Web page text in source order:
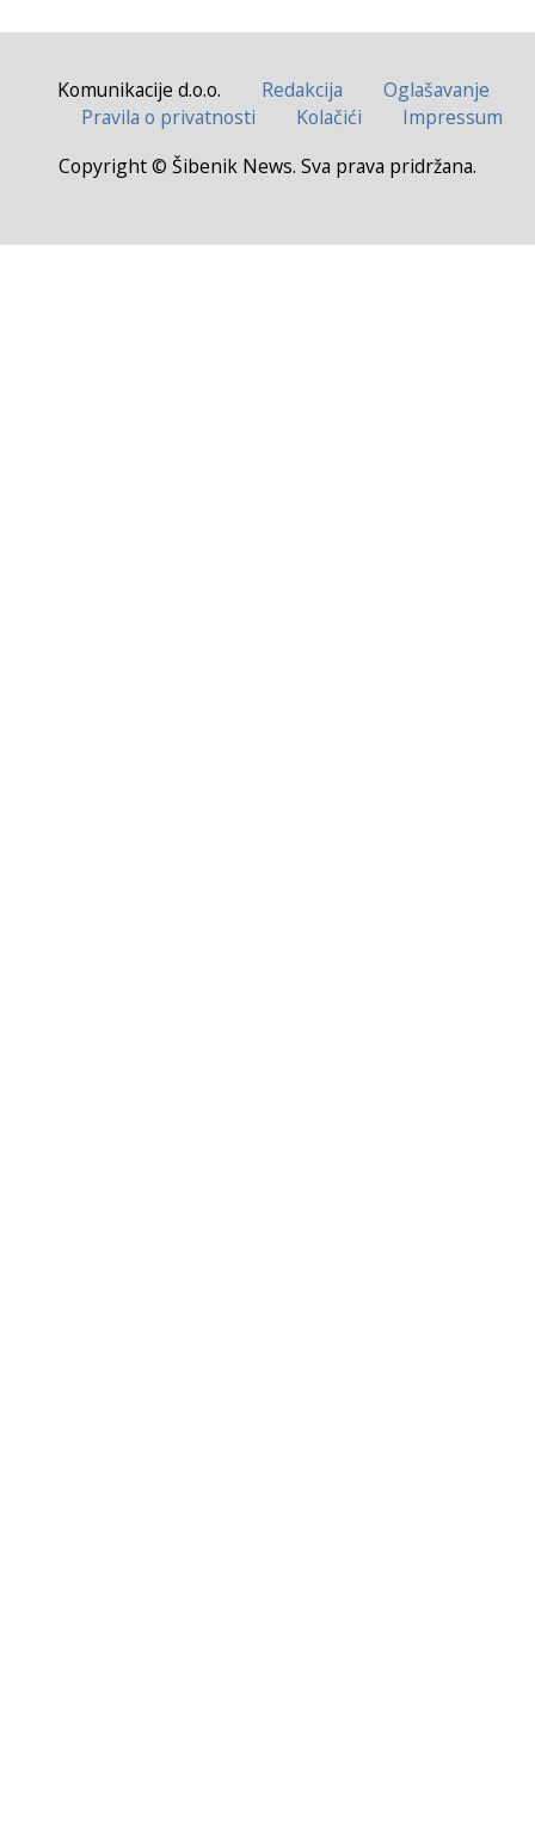
Komunikacije d.o.o. Redakcija
Oglašavanje
Pravila o privatnosti
Kolačići
Impressum
Copyright © Šibenik News. Sva prava pridržana.